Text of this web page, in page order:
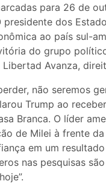
para 26 de
presidente dos
ao país sul-
do grupo
Avanza,
não seremos
Trump ao
Branca. O líder
de Milei à frente da
em um
nas pesquisas